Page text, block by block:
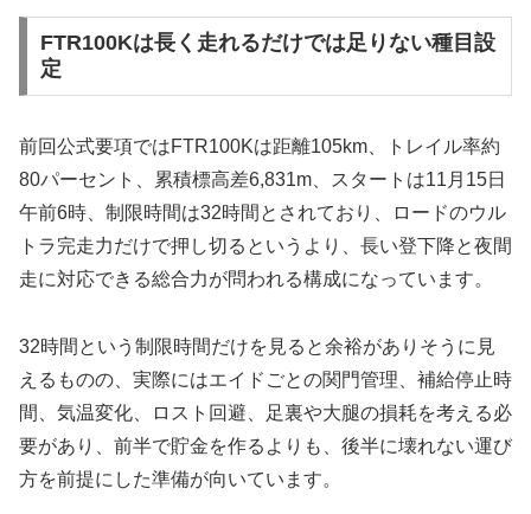
FTR100Kは長く走れるだけでは足りない種目設
定
前回公式要項ではFTR100Kは距離105km、トレイル率約
80パーセント、累積標高差6,831m、スタートは11月15日
午前6時、制限時間は32時間とされており、ロードのウル
トラ完走力だけで押し切るというより、長い登下降と夜間
走に対応できる総合力が問われる構成になっています。
32時間という制限時間だけを見ると余裕がありそうに見
えるものの、実際にはエイドごとの関門管理、補給停止時
間、気温変化、ロスト回避、足裏や大腿の損耗を考える必
要があり、前半で貯金を作るよりも、後半に壊れない運び
方を前提にした準備が向いています。